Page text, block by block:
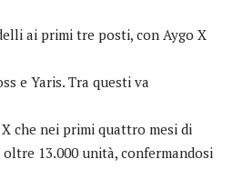
ai primi tre posti, con Aygo X
e Yaris. Tra questi va
che nei primi quattro mesi di
13.000 unità, confermandosi